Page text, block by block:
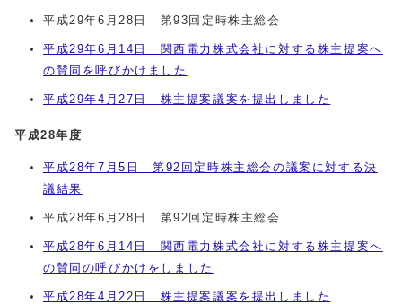
平成29年6月28日 第93回定時株主総会
平成29年6月14日 関西電力株式会社に対する株主提案へ
の賛同を呼びかけました
平成29年4月27日 株主提案議案を提出しました
平成28年度
平成28年7月5日 第92回定時株主総会の議案に対する決
議結果
平成28年6月28日 第92回定時株主総会
平成28年6月14日 関西電力株式会社に対する株主提案へ
の賛同の呼びかけをしました
平成28年4月22日 株主提案議案を提出しました